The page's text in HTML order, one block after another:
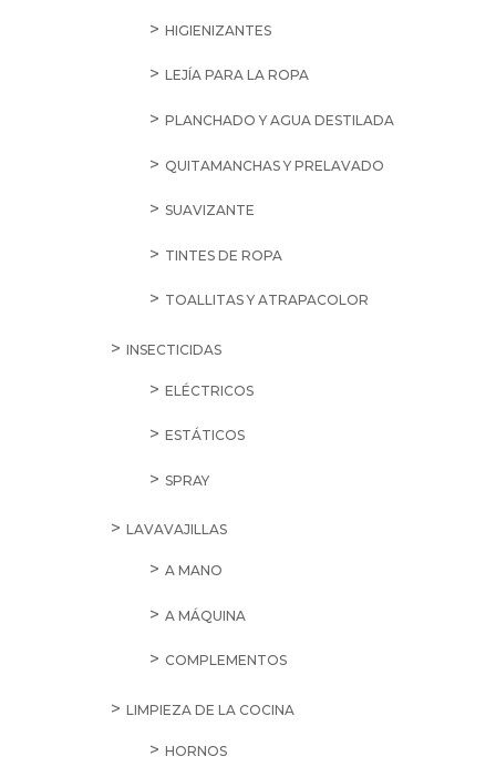
HIGIENIZANTES
LEJÍA PARA LA ROPA
PLANCHADO Y AGUA DESTILADA
QUITAMANCHAS Y PRELAVADO
SUAVIZANTE
TINTES DE ROPA
TOALLITAS Y ATRAPACOLOR
INSECTICIDAS
ELÉCTRICOS
ESTÁTICOS
SPRAY
LAVAVAJILLAS
A MANO
A MÁQUINA
COMPLEMENTOS
LIMPIEZA DE LA COCINA
HORNOS